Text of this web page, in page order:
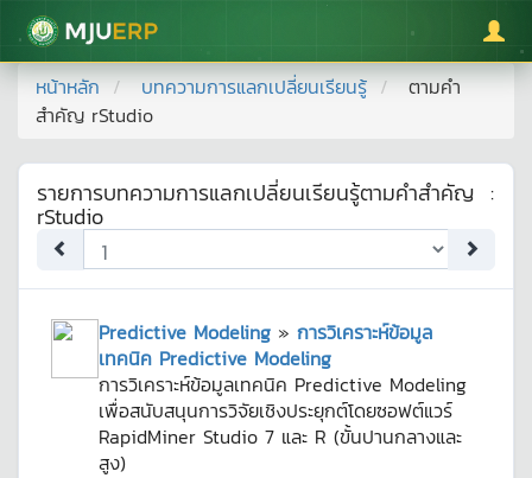
มหาวิทยาลัยแม่โจ้
หน้าหลัก บทความการแลกเปลี่ยนเรียนรู้
ตามคำ
สำคัญ rStudio
รายการบทความการแลกเปลี่ยนเรียนรู้ตามคำสำคัญ :
rStudio
Predictive Modeling » การวิเคราะห์ข้อมูล
เทคนิค Predictive Modeling
การวิเคราะห์ข้อมูลเทคนิค Predictive Modeling
เพื่อสนับสนุนการวิจัยเชิงประยุกต์โดยซอฟต์แวร์
RapidMiner Studio 7 และ R (ขั้นปานกลางและ
สูง)